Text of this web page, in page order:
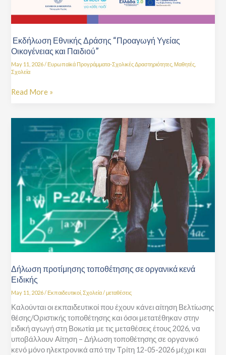
Εκδήλωση Εθνικής Δράσης “Προαγωγή Υγείας
Οικογένειας και Παιδιού”
May 11, 2026/ Ευρωπαϊκά Προγράμματα-Σχολικές Δραστηριότητες Μαθητές
Σχολεία
Read More »
Δήλωση προτίμησης τοποθέτησης σε οργανικά κενά
Ειδικής
May 11, 2026/ Εκπαιδευτικοί,Σχολεία/μεταθέσεις
Καλούνται οι εκπαιδευτικοί που έχουν κάνει αίτηση Βελτίωσης
θέσης/Οριστικής τοποθέτησης και όσοι μετατέθηκαν στην
ειδική αγωγή στη Βοιωτία με τις μεταθέσεις έτους 2026, να
υποβάλλουν Αίτηση – Δήλωση τοποθέτησης σε οργανικό
κενό μόνο ηλεκτρονικά από την Τρίτη 12-05-2026 μέχρι και
προτίμησης
τοποθέτησης
οργανικά
κενά
Ειδικής